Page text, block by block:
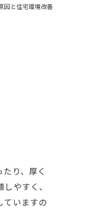
因と住宅環境改善
り、厚く
やすく、
ていますの